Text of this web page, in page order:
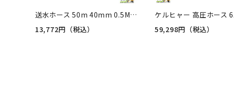
送水ホース 50m 40mm 0.5MPa マックスフローSD Maxflo SD 土木 水 送水 排水 建設 農業用 給水 灌漑 鉱工業用 ホース カクイチ
13,772円（税込）
59,298円（税込）